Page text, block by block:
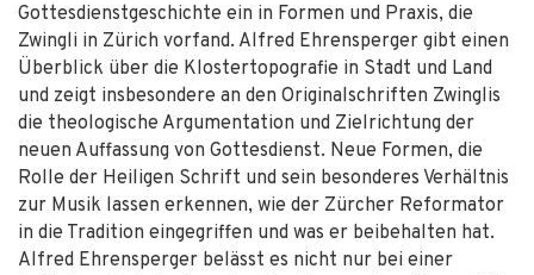
Gottesdienstgeschichte ein in Formen und Praxis, die
Zwingli in Zürich vorfand. Alfred Ehrensperger gibt einen
Überblick über die Klostertopografie in Stadt und Land
und zeigt insbesondere an den Originalschriften Zwinglis
die theologische Argumentation und Zielrichtung der
neuen Auffassung von Gottesdienst. Neue Formen, die
Rolle der Heiligen Schrift und sein besonderes Verhältnis
zur Musik lassen erkennen, wie der Zürcher Reformator
in die Tradition eingegriffen und was er beibehalten hat.
Alfred Ehrensperger belässt es nicht nur bei einer